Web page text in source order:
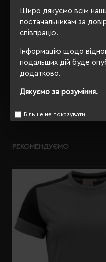
Щиро дякуємо всім
постачальникам за
співпрацю.
Інформацію щодо
подальших дій буде
додатково.
Дякуємо за розуміння.
Більше не показувати.
Сертифікація
ОПИС
ВІДГУКИ
РЕКОМЕНДУЄМО